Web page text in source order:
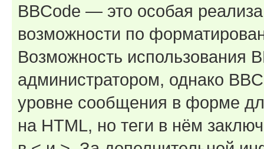
BBCode — это особая
возможности по
Возможность использования
администратором, однако
уровне сообщения в форме
на HTML, но теги в нём